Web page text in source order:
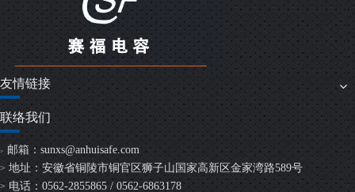
友情链接
联络我们
> 邮箱： sunxs@anhuisafe.com
> 地址：安徽省铜陵市铜官区狮子山国家高新区金家湾路589号
> 电话：0562-2855865 / 0562-6863178